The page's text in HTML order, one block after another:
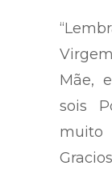
Mãe,
sois